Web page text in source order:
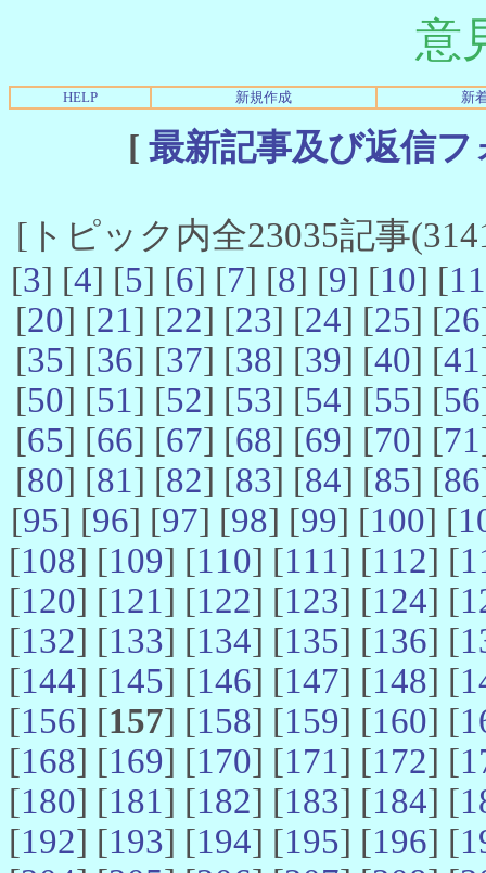
意
HELP 新規作成 新
[ 最新記事及び返信
[トピック内全23035記事
[3] [4] [5] [6] [7] [8] [9] [10] [11
[20] [21] [22] [23] [24] [25] [26
[35] [36] [37] [38] [39] [40] [41
[50] [51] [52] [53] [54] [55] [56
[65] [66] [67] [68] [69] [70] [71
[80] [81] [82] [83] [84] [85] [86
[95] [96] [97] [98] [99] [100] [
[108] [109] [110] [111] [112] [
[120] [121] [122] [123] [124] [
[132] [133] [134] [135] [136] [
[144] [145] [146] [147] [148] [
[156] [157] [158] [159] [160] [
[168] [169] [170] [171] [172] [
[180] [181] [182] [183] [184] [
[192] [193] [194] [195] [196] [